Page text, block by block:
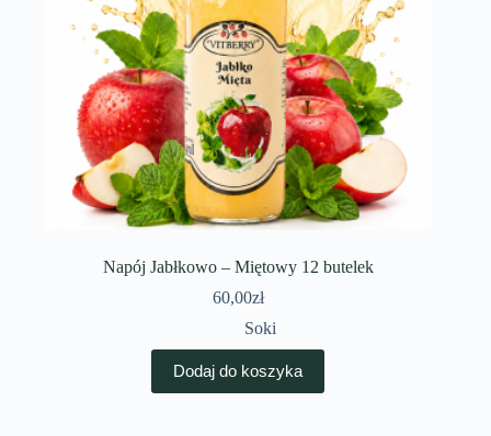
Napój Jabłkowo – Miętowy 12 butelek
60,00zł
Soki
Dodaj do koszyka